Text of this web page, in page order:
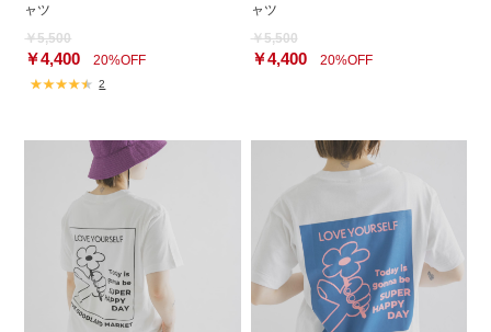
ャツ
￥5,500
￥4,400 20%OFF
2
ャツ
￥5,500
￥4,40020%OFF